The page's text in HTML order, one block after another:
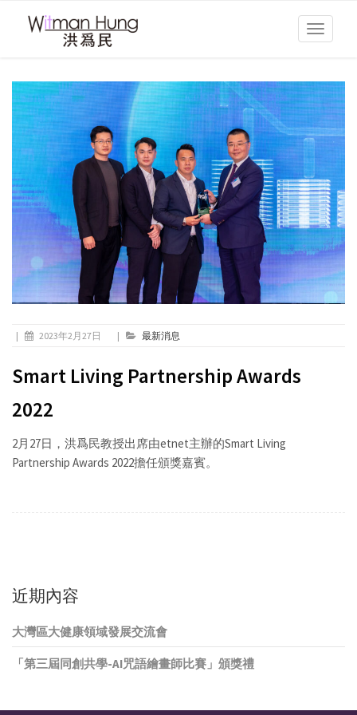
Toggle
| 2023年2月27日 | 最新消息
Smart Living Partnership Awards
2022
2月27日，洪爲民教授出席由etnet主辦的Smart Living
Partnership Awards 2022擔任頒獎嘉賓。
近期內容
大灣區大健康領域發展交流會
「第三屆同創共學-AI咒語繪畫師比賽」頒獎禮